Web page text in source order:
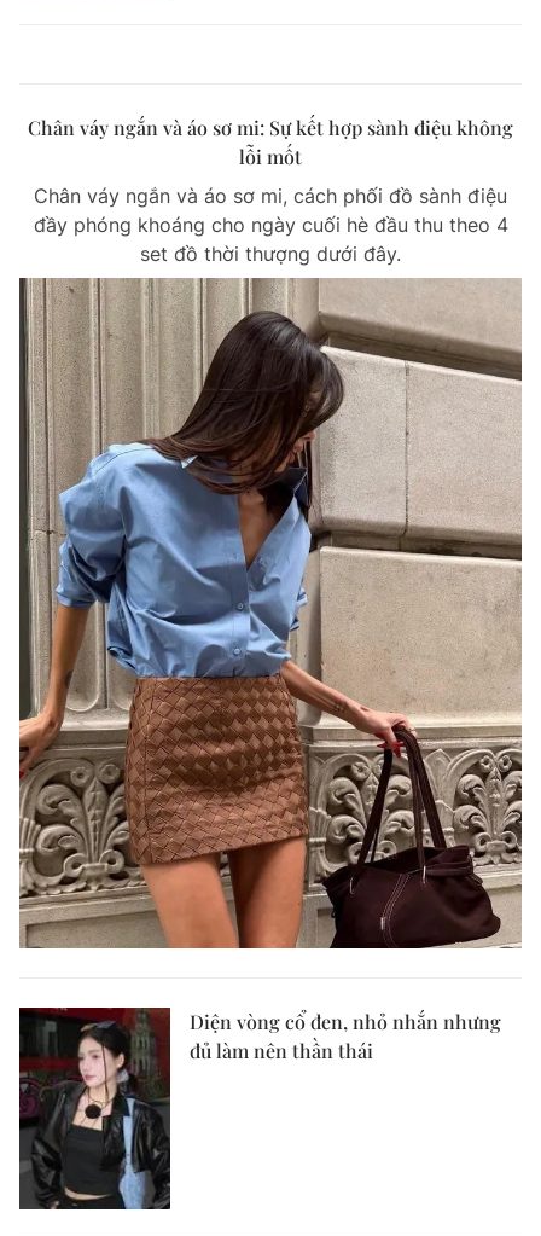
Chân váy ngắn và áo sơ mi: Sự kết hợp sành điệu không
lỗi mốt
Chân váy ngắn và áo sơ mi, cách phối đồ sành điệu
đầy phóng khoáng cho ngày cuối hè đầu thu theo 4
set đồ thời thượng dưới đây.
Diện vòng cổ đen, nhỏ nhắn nhưng
đủ làm nên thần thái